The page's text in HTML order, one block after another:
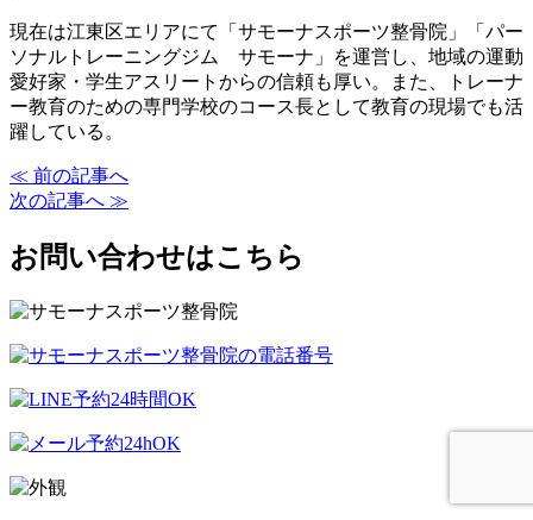
現在は江東区エリアにて「サモーナスポーツ整骨院」「パー
ソナルトレーニングジム サモーナ」を運営し、地域の運動
愛好家・学生アスリートからの信頼も厚い。また、トレーナ
ー教育のための専門学校のコース長として教育の現場でも活
躍している。
≪ 前の記事へ
次の記事へ ≫
お問い合わせはこちら